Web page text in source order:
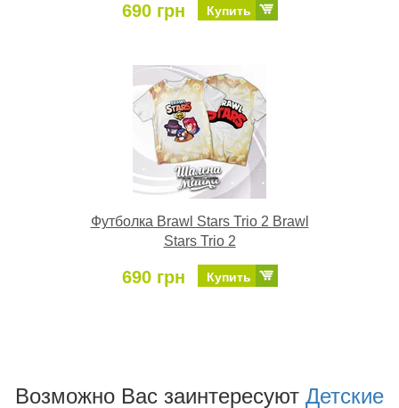
690 грн Купить
Футболка Brawl Stars Trio 2 Brawl
Stars Trio 2
690 грн Купить
Возможно Ваc заинтересуют Детские